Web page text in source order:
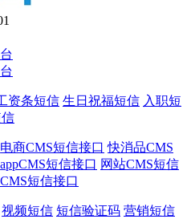
资条短信 生日祝福短信 入职短
电商CMS短信接口 快消品CMS
appCMS短信接口 网站CMS短信
短信接口
视频短信 短信验证码 营销短信